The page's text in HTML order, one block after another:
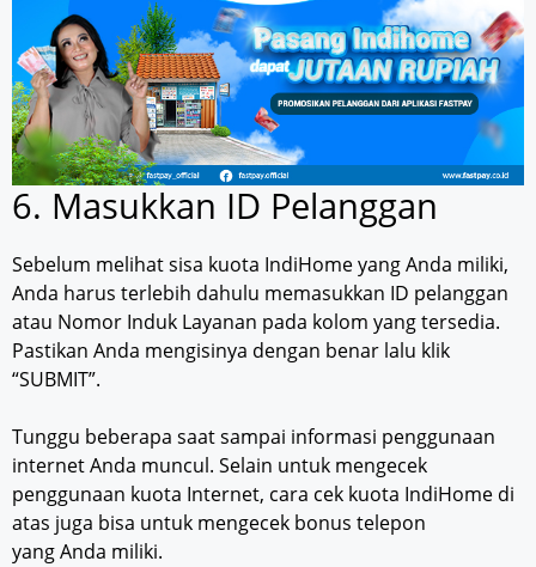
6. Masukkan ID Pelanggan
Sebelum melihat sisa kuota IndiHome yang Anda miliki,
Anda harus terlebih dahulu memasukkan ID pelanggan
atau Nomor Induk Layanan pada kolom yang tersedia.
Pastikan Anda mengisinya dengan benar lalu klik
“SUBMIT”.
Tunggu beberapa saat sampai informasi penggunaan
internet Anda muncul. Selain untuk mengecek
penggunaan kuota Internet, cara cek kuota IndiHome di
atas juga bisa untuk mengecek bonus telepon
yang Anda miliki.